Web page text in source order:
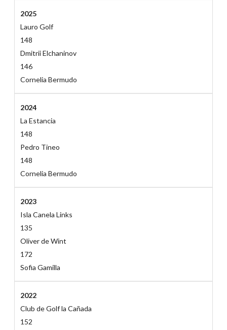
2025
Lauro Golf
148
Dmitrii Elchaninov
146
Cornelia Bermudo
2024
La Estancia
148
Pedro Tineo
148
Cornelia Bermudo
2023
Isla Canela Links
135
Oliver de Wint
172
Sofia Gamilla
2022
Club de Golf la Cañada
152